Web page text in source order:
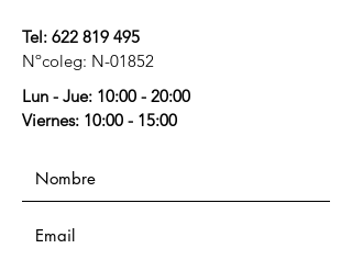
Tel: 622 819 495
Nºcoleg: N-01852
Lun - Jue: 10:00 - 20:00
Viernes: 10:00 - 15:00